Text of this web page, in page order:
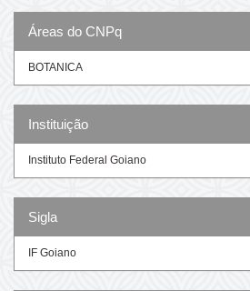
Áreas do CNPq
BOTANICA
Instituição
Instituto Federal Goiano
Sigla
IF Goiano